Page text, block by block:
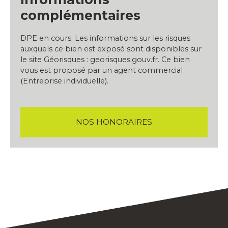
complémentaires
DPE en cours. Les informations sur les risques
auxquels ce bien est exposé sont disponibles sur
le site Géorisques : georisques.gouv.fr. Ce bien
vous est proposé par un agent commercial
(Entreprise individuelle).
NOS HONORAIRES